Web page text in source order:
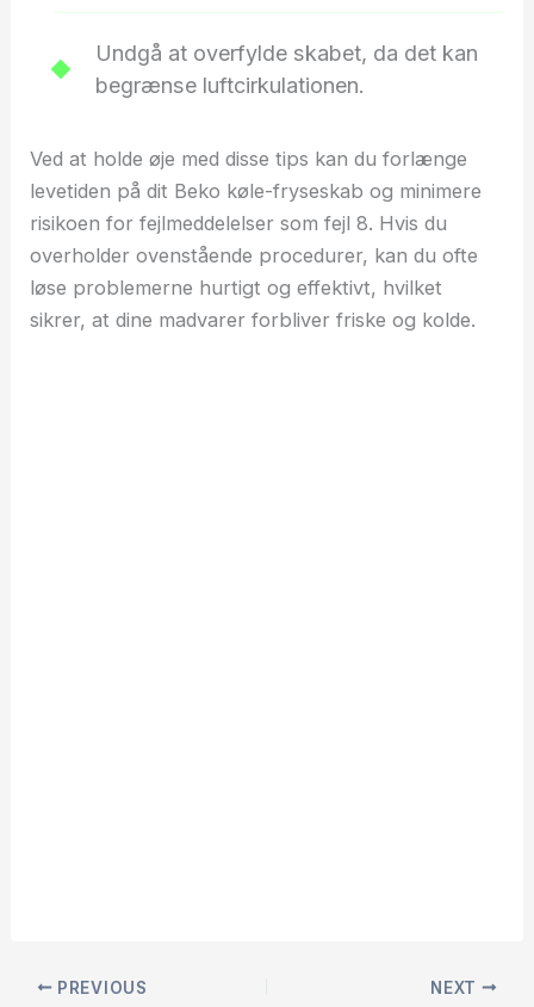
Undgå at overfylde skabet, da det kan
begrænse luftcirkulationen.
Ved at holde øje med disse tips kan du forlænge
levetiden på dit Beko køle-fryseskab og minimere
risikoen for fejlmeddelelser som fejl 8. Hvis du
overholder ovenstående procedurer, kan du ofte
løse problemerne hurtigt og effektivt, hvilket
sikrer, at dine madvarer forbliver friske og kolde.
PREVIOUS NEXT